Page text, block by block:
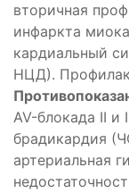
вторичная
инфаркта
кардиальный
НЦД).
AV-блокада II и
брадикардия
артериальная